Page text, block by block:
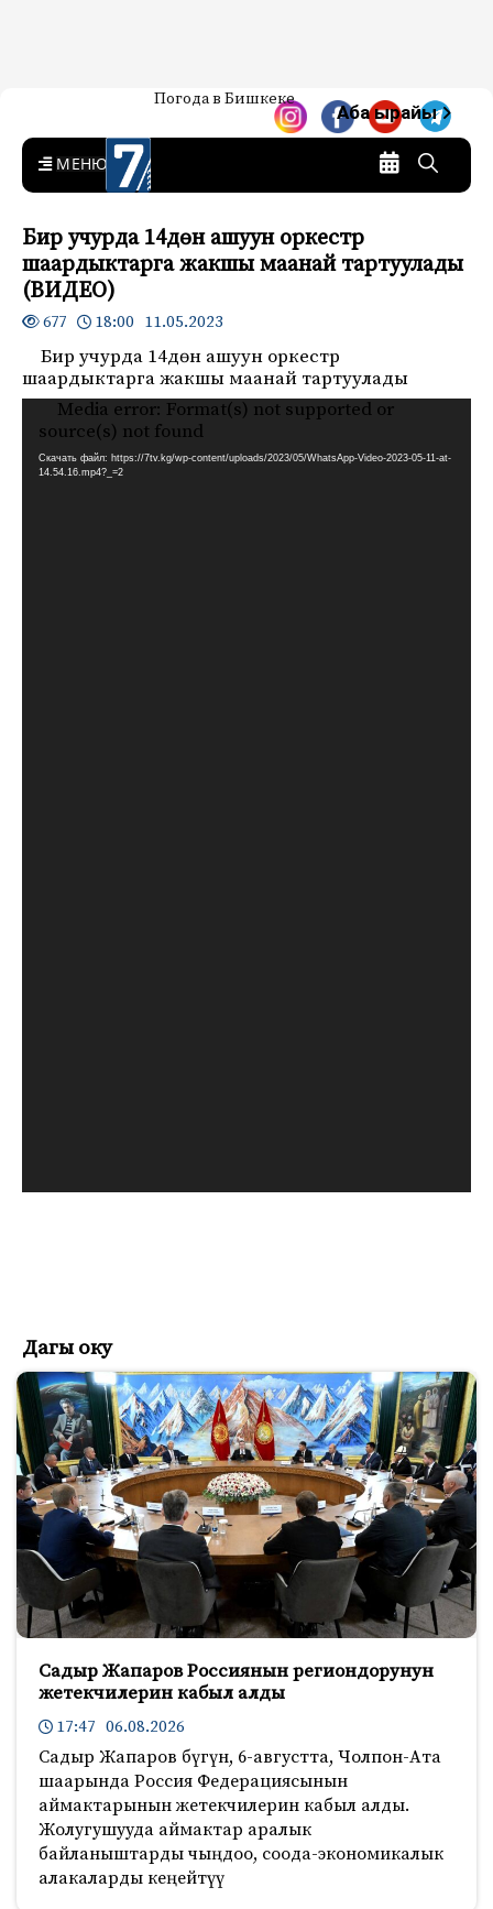
7-канал. Жаңылыктар —
Кыргызстан
Жаңылыктар — Кыргызстан
Погода в Бишкеке
Аба ырайы
MENU
Бир учурда 14дөн ашуун оркестр
шаардыктарга жакшы маанай тартуулады
(ВИДЕО)
677 18:00 11.05.2023
Бир учурда 14дөн ашуун оркестр
шаардыктарга жакшы маанай тартуулады
Видеоплеер
Media error: Format(s) not supported or
source(s) not found
Скачать файл: https://7tv.kg/wp-content/uploads/2023/05/WhatsApp-Video-2023-05-11-at-
14.54.16.mp4?_=2
Дагы оку
Садыр Жапаров Россиянын региондорунун
жетекчилерин кабыл алды
17:47 06.08.2026
Садыр Жапаров бүгүн, 6-августта, Чолпон-Ата
шаарында Россия Федерациясынын
аймактарынын жетекчилерин кабыл алды.
Жолугушууда аймактар аралык
байланыштарды чыңдоо, соода-экономикалык
алакаларды кеңейтүү